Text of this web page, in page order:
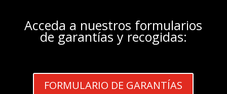
Acceda a nuestros formularios
de garantías y recogidas:
FORMULARIO DE GARANTÍAS